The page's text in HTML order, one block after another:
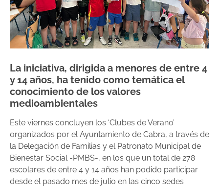
La iniciativa, dirigida a menores de entre 4
y 14 años, ha tenido como temática el
conocimiento de los valores
medioambientales
Este viernes concluyen los ‘Clubes de Verano’
organizados por el Ayuntamiento de Cabra, a través de
la Delegación de Familias y el Patronato Municipal de
Bienestar Social -PMBS-, en los que un total de 278
escolares de entre 4 y 14 años han podido participar
desde el pasado mes de julio en las cinco sedes